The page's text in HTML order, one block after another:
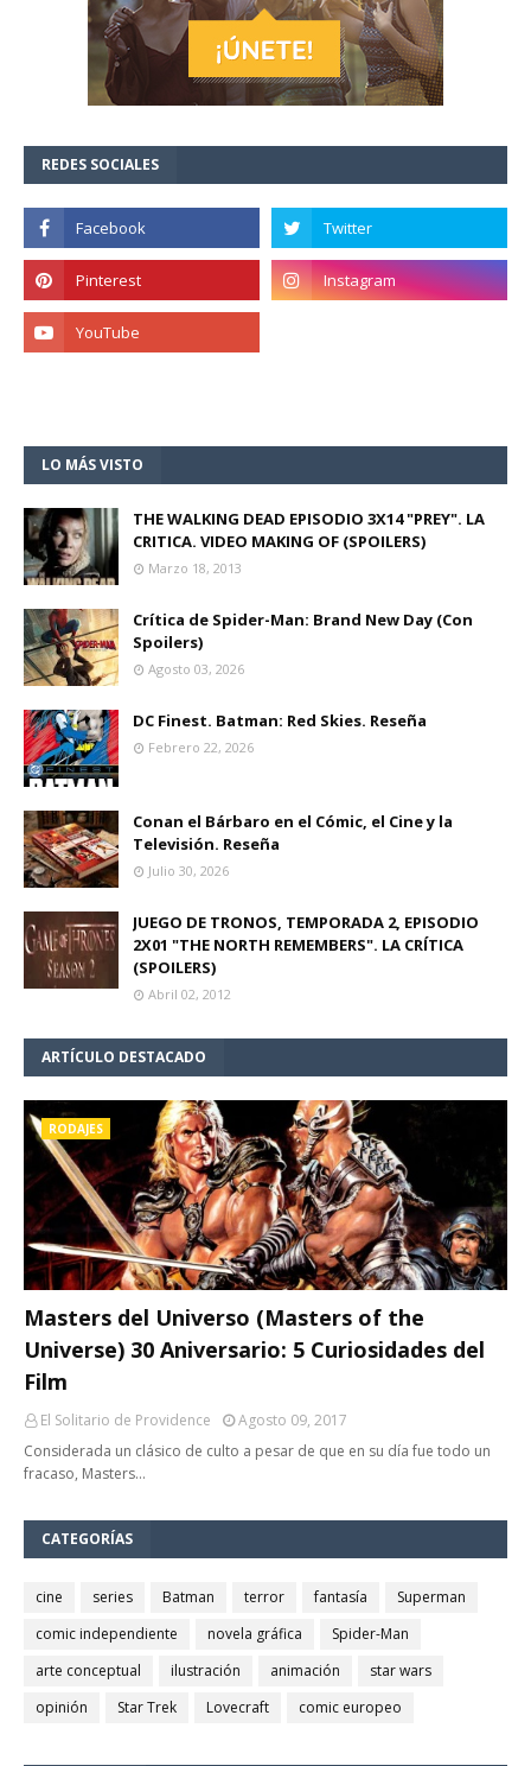
REDES SOCIALES
LO MÁS VISTO
THE WALKING DEAD EPISODIO 3X14 "PREY". LA
CRITICA. VIDEO MAKING OF (SPOILERS)
Marzo 18, 2013
Crítica de Spider-Man: Brand New Day (Con
Spoilers)
Agosto 03, 2026
DC Finest. Batman: Red Skies. Reseña
Febrero 22, 2026
Conan el Bárbaro en el Cómic, el Cine y la
Televisión. Reseña
Julio 30, 2026
JUEGO DE TRONOS, TEMPORADA 2, EPISODIO
2X01 "THE NORTH REMEMBERS". LA CRÍTICA
(SPOILERS)
Abril 02, 2012
ARTÍCULO DESTACADO
RODAJES
Masters del Universo (Masters of the
Universe) 30 Aniversario: 5 Curiosidades del
Film
El Solitario de Providence
Agosto 09, 2017
Considerada un clásico de culto a pesar de que en su día fue todo un
fracaso, Masters…
CATEGORÍAS
cine series Batman terror fantasía
Superman
comic independiente
novela gráfica
Spider-Man
arte conceptual
ilustración animación
star wars
opinión
Star Trek Lovecraft comic europeo